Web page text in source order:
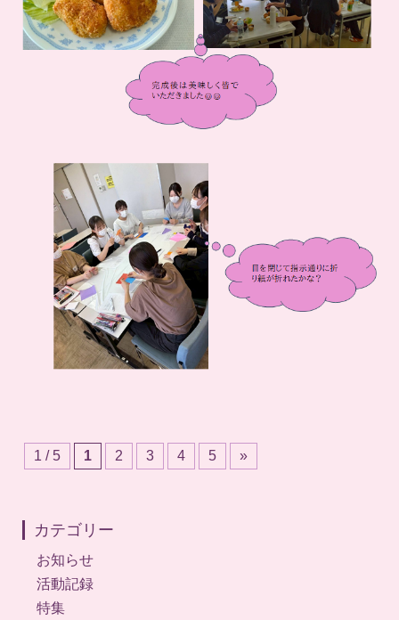
1 / 5 1 2 3 4 5 »
カテゴリー
お知らせ
活動記録
特集